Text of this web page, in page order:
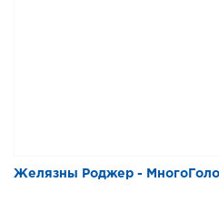
Желязны Роджер -